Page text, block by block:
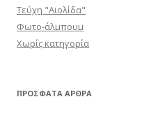
Τεύχη "Αιολίδα"
Φωτο-άλμπουμ
Χωρίς κατηγορία
ΠΡΌΣΦΑΤΑ ΆΡΘΡΑ